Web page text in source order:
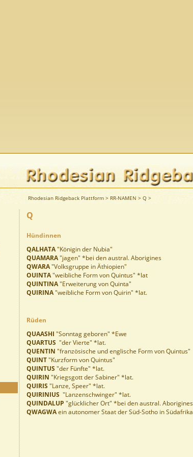
Rhodesian Ridgeback Plattform > RR-NAMEN > Q >
Q
Hündinnen
QALHATA"Königin der Nubia"
QUAMARA"jagen" *bei den austral. Aborigines
QWARA"Volksgruppe in Äthiopien"
OUINTA"weibliche Form von Quintus" *lat
QUINTINA"Erweiterung von Quinta"
QUIRINA"weibliche Form von Quirin" *lat.
Rüden
QUAASHI "Sonntag geboren" *Ewe
QUARTUS "der Vierte" *lat.
QUENTIN "französische und englische Form von Quintus"
QUINT"Kurzform von Quintus"
QUINTUS "der Fünfte" *lat.
QUIRIN "Kriegsgott der Sabiner" *lat.
QUIRIS "Lanze, Speer" *lat.
QUIRINIUS "Lanzenschwinger" *lat.
QUINDALUP "glücklicher Ort" *bei den austral. Aborigines
QWAGWAein autonomer Staat der Süd-Sotho in Südafrika